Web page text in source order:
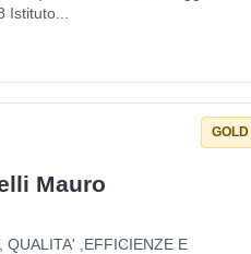
GOLD
Mauro
QUALITA' ,EFFICIENZE E